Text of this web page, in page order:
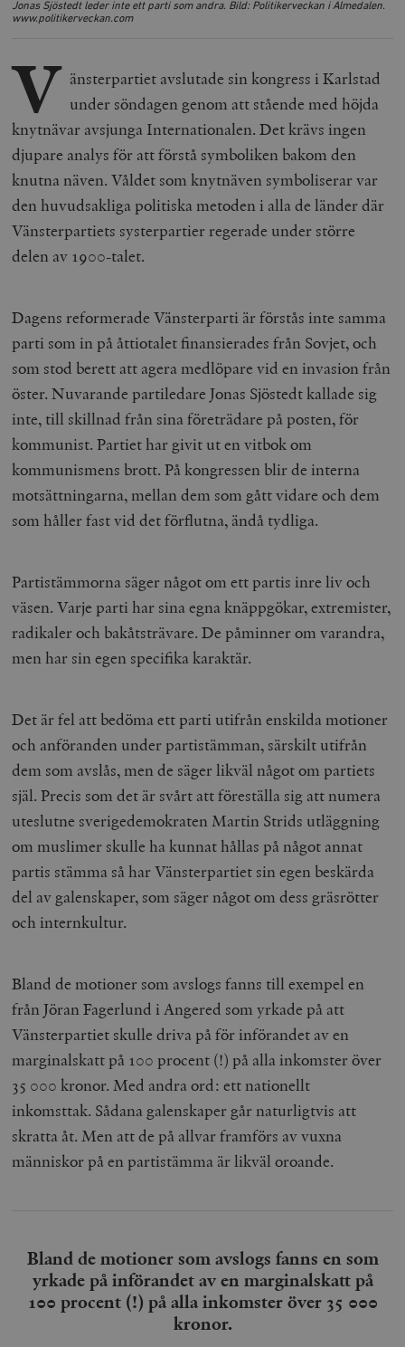
Jonas Sjöstedt leder inte ett parti som andra. Bild: Politikerveckan i Almedalen.
www.politikerveckan.com
V änsterpartiet avslutade sin kongress i Karlstad
under söndagen genom att stående med höjda
knytnävar avsjunga Internationalen. Det krävs ingen
djupare analys för att förstå symboliken bakom den
knutna näven. Våldet som knytnäven symboliserar var
den huvudsakliga politiska metoden i alla de länder där
Vänsterpartiets systerpartier regerade under större
delen av 1900-talet.
Dagens reformerade Vänsterparti är förstås inte samma
parti som in på åttiotalet finansierades från Sovjet, och
som stod berett att agera medlöpare vid en invasion från
öster. Nuvarande partiledare Jonas Sjöstedt kallade sig
inte, till skillnad från sina företrädare på posten, för
kommunist. Partiet har givit ut en vitbok om
kommunismens brott. På kongressen blir de interna
motsättningarna, mellan dem som gått vidare och dem
som håller fast vid det förflutna, ändå tydliga.
Partistämmorna säger något om ett partis inre liv och
väsen. Varje parti har sina egna knäppgökar, extremister,
radikaler och bakåtsträvare. De påminner om varandra,
men har sin egen specifika karaktär.
Det är fel att bedöma ett parti utifrån enskilda motioner
och anföranden under partistämman, särskilt utifrån
dem som avslås, men de säger likväl något om partiets
själ. Precis som det är svårt att föreställa sig att numera
uteslutne sverigedemokraten Martin Strids utläggning
om muslimer skulle ha kunnat hållas på något annat
partis stämma så har Vänsterpartiet sin egen beskärda
del av galenskaper, som säger något om dess gräsrötter
och internkultur.
Bland de motioner som avslogs fanns till exempel en
från Jöran Fagerlund i Angered som yrkade på att
Vänsterpartiet skulle driva på för införandet av en
marginalskatt på 100 procent (!) på alla inkomster över
35 000 kronor. Med andra ord: ett nationellt
inkomsttak. Sådana galenskaper går naturligtvis att
skratta åt. Men att de på allvar framförs av vuxna
människor på en partistämma är likväl oroande.
Bland de motioner som avslogs fanns en som
yrkade på införandet av en marginalskatt på
100 procent (!) på alla inkomster över 35 000
kronor.